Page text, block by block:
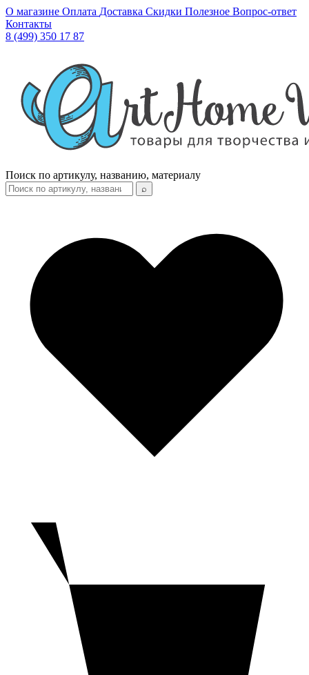
О магазине Оплата Доставка Скидки Полезное Вопрос-ответ
Контакты
8 (499) 350 17 87
Поиск по артикулу, названию, материалу
⌕